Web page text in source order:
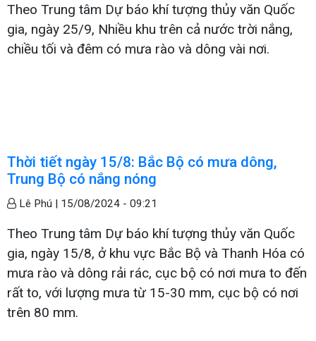
Theo Trung tâm Dự báo khí tượng thủy văn Quốc
gia, ngày 25/9, Nhiều khu trên cả nước trời nắng,
chiều tối và đêm có mưa rào và dông vài nơi.
Thời tiết ngày 15/8: Bắc Bộ có mưa dông,
Trung Bộ có nắng nóng
Lê Phú | 15/08/2024 - 09:21
Theo Trung tâm Dự báo khí tượng thủy văn Quốc
gia, ngày 15/8, ở khu vực Bắc Bộ và Thanh Hóa có
mưa rào và dông rải rác, cục bộ có nơi mưa to đến
rất to, với lượng mưa từ 15-30 mm, cục bộ có nơi
trên 80 mm.